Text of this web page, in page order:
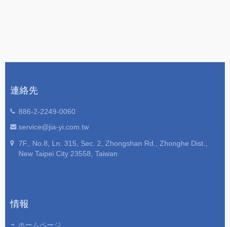
連絡先
886-2-2249-0060
service@jia-yi.com.tw
7F., No.8, Ln. 315, Sec. 2, Zhongshan Rd., Zhonghe Dist.,
New Taipei City 23558, Taiwan
情報
ホームページ